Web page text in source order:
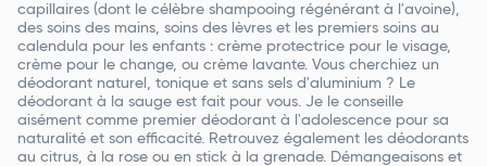
capillaires (dont le célèbre shampooing régénérant à l'avoine),
des soins des mains, soins des lèvres et les premiers soins au
calendula pour les enfants : crème protectrice pour le visage,
crème pour le change, ou crème lavante. Vous cherchiez un
déodorant naturel, tonique et sans sels d'aluminium ? Le
déodorant à la sauge est fait pour vous. Je le conseille
aisément comme premier déodorant à l'adolescence pour sa
naturalité et son efficacité. Retrouvez également les déodorants
au citrus, à la rose ou en stick à la grenade. Démangeaisons et